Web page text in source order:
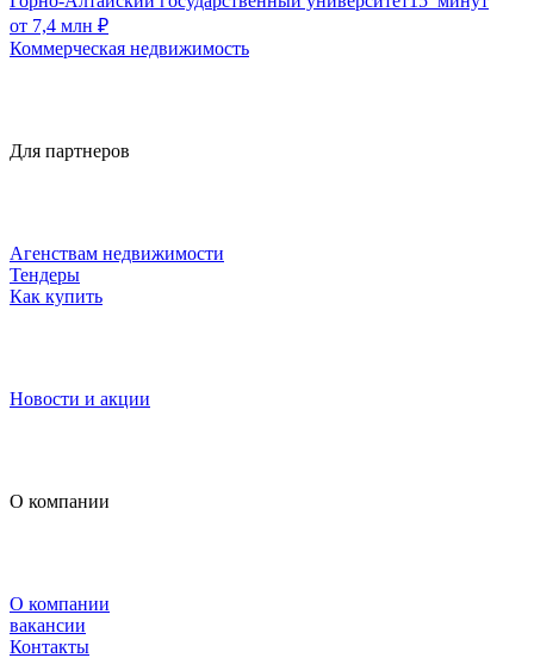
от 7,4 млн ₽
Коммерческая недвижимость
Для партнеров
Агенствам недвижимости
Тендеры
Как купить
Новости и акции
О компании
О компании
вакансии
Контакты